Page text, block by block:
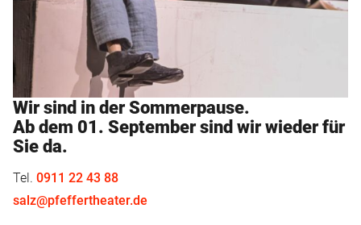
Wir sind in der Sommerpause.
Ab dem 01. September sind wir wieder für
Sie da.
Tel. 0911 22 43 88
salz@pfeffertheater.de